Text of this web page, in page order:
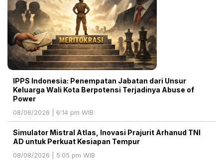
IPPS Indonesia: Penempatan Jabatan dari Unsur
Keluarga Wali Kota Berpotensi Terjadinya Abuse of
Power
08/08/2026 | 6:14 pm WIB
Simulator Mistral Atlas, Inovasi Prajurit Arhanud TNI
AD untuk Perkuat Kesiapan Tempur
08/08/2026 | 5:05 pm WIB